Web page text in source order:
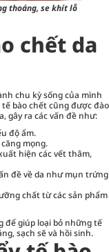
thoáng, se khít lỗ
chết da
chu kỳ sống của mình
tế bào chết cũng được đào
gây ra các vấn đề như:
độ ẩm.
mọng.
hiện các vết thâm,
đề về da như mụn trứng
chất từ các sản phẩm
để giúp loại bỏ những tế
sạch sẽ và hồi sinh.